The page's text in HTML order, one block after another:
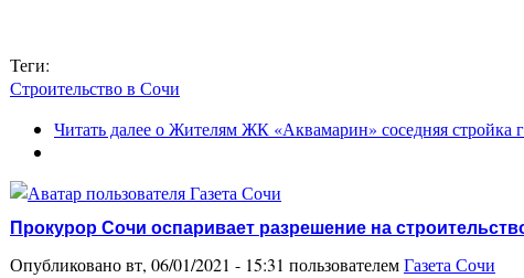
Теги:
Строительство в Сочи
Читать далеео Жителям ЖК «Аквамарин» соседняя стройка
Прокурор Сочи оспаривает разрешение на
Опубликовано вт, 06/01/2021 - 15:31 пользователемГазета Сочи